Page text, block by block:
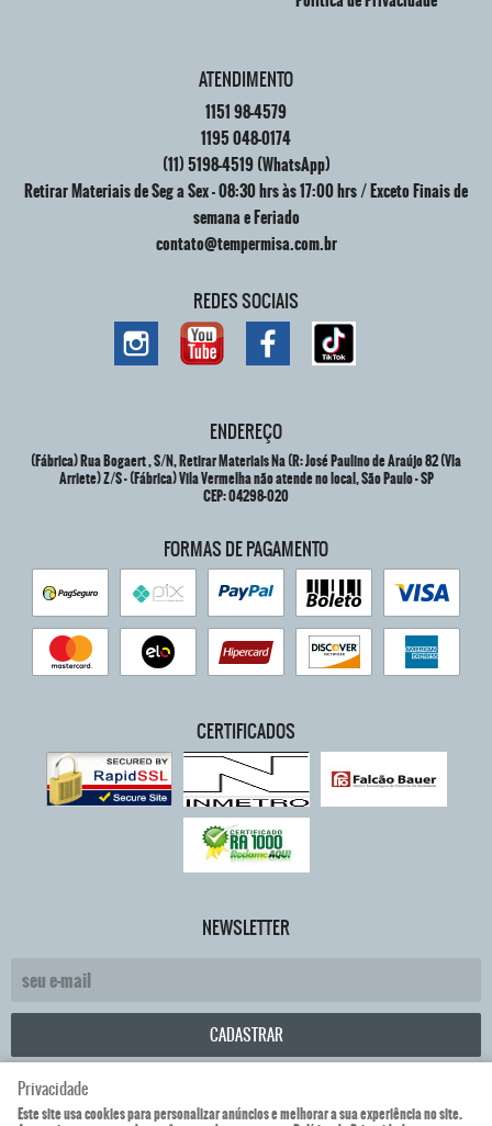
ATENDIMENTO
115198-4579
1195048-0174
(11)5198-4519(WhatsApp)
Retirar Materiais de Seg a Sex - 08:30 hrs às 17:00 hrs / Exceto Finais de
semana e Feriado
contato@tempermisa.com.br
REDES SOCIAIS
ENDEREÇO
(Fábrica) Rua Bogaert , S/N, Retirar Materiais Na (R: José Paulino de Araújo 82 (Vla
Arriete) Z/S-(Fábrica) Vila Vermelha não atende no local, São Paulo-SP
CEP: 04298-020
FORMAS DE PAGAMENTO
CERTIFICADOS
NEWSLETTER
CADASTRAR
TemperMisa Comercio de Vidros Eireli
Privacidade
Este site usa cookies para personalizar anúncios e melhorar a sua experiência no site.